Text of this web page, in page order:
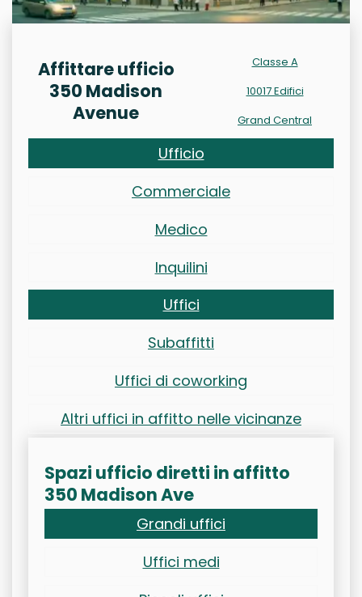
Affittare ufficio
350 Madison
Avenue
Classe A
10017 Edifici
Grand Central
Ufficio
Commerciale
Medico
Inquilini
Uffici
Subaffitti
Uffici di coworking
Altri uffici in affitto nelle vicinanze
Spazi ufficio diretti in affitto
350 Madison Ave
Grandi uffici
Uffici medi